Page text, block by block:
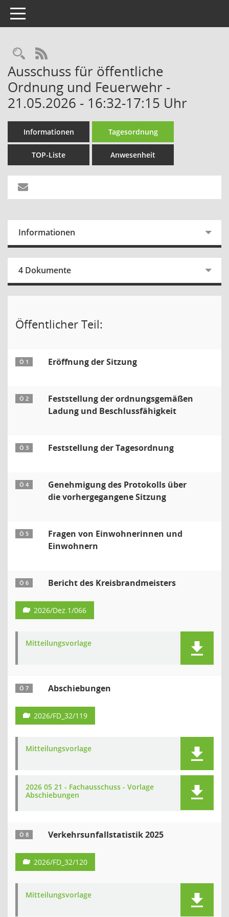
Toggle navigation
Rechercheauswahl
RSS-Feed
Ausschuss für öffentliche
Ordnung und Feuerwehr -
21.05.2026 - 16:32-17:15 Uhr
Informationen Tagesordnung
TOP-Liste Anwesenheit
Informationen
4 Dokumente
Öffentlicher Teil:
Ö 1 Eröffnung der Sitzung
Ö 2
Feststellung der ordnungsgemäßen
Ladung und Beschlussfähigkeit
Ö 3 Feststellung der Tagesordnung
Ö 4
Genehmigung des Protokolls über
die vorhergegangene Sitzung
Ö 5
Fragen von Einwohnerinnen und
Einwohnern
Ö 6 Bericht des Kreisbrandmeisters
2026/Dez.1/066
Mitteilungsvorlage
Ö 7 Abschiebungen
2026/FD_32/119
Mitteilungsvorlage
2026 05 21 - Fachausschuss - Vorlage
Abschiebungen
Ö 8 Verkehrsunfallstatistik 2025
2026/FD_32/120
Mitteilungsvorlage